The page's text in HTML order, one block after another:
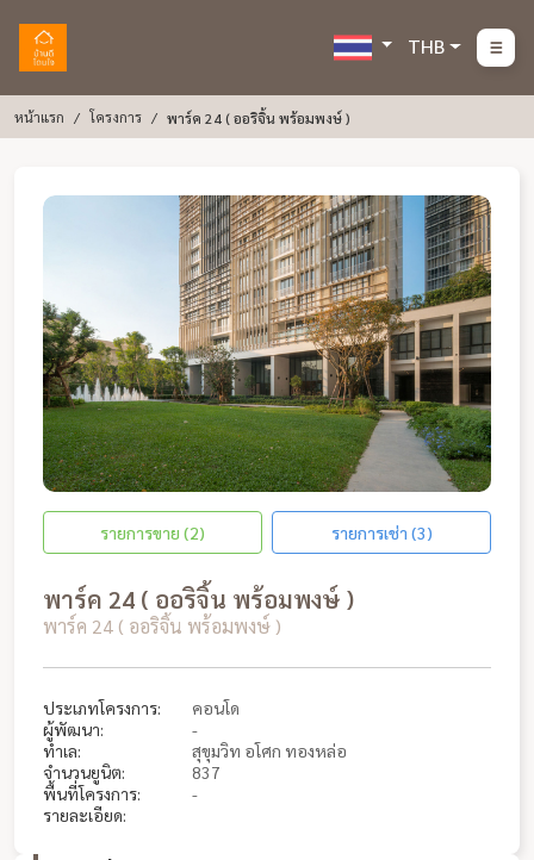
THB
หน้าแรก โครงการ พาร์ค 24 ( ออริจิ้น พร้อมพงษ์ )
รายการขาย (2) รายการเช่า (3)
พาร์ค 24 ( ออริจิ้น พร้อมพงษ์ )
พาร์ค 24 ( ออริจิ้น พร้อมพงษ์ )
ประเภทโครงการ:
คอนโด
ผู้พัฒนา:
-
ทำเล:
สุขุมวิท อโศก ทองหล่อ
จำนวนยูนิต:
837
พื้นที่โครงการ:
-
รายละเอียด: